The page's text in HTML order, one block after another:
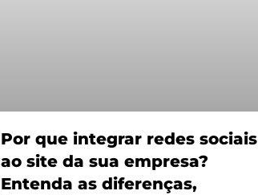
Por que integrar redes sociais
ao site da sua empresa?
Entenda as diferenças,